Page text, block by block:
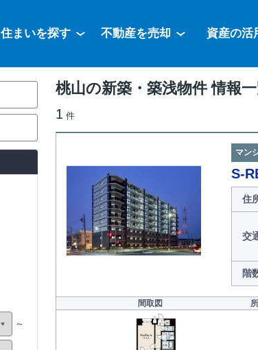
住まいを探す 不動産を売却 資産の活
桃山の新築・築浅物件 情報
1 件
マン
S-
住
交
階
間取図